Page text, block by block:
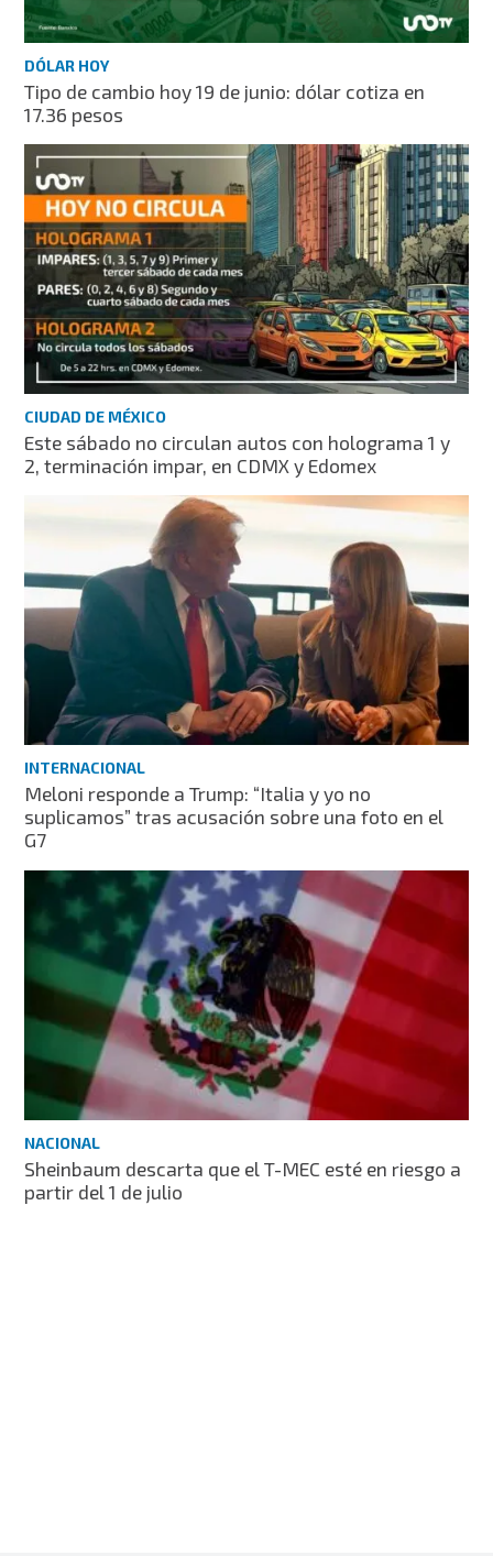
DÓLAR HOY
Tipo de cambio hoy 19 de junio: dólar cotiza en
17.36 pesos
CIUDAD DE MÉXICO
Este sábado no circulan autos con holograma 1 y
2, terminación impar, en CDMX y Edomex
INTERNACIONAL
Meloni responde a Trump: “Italia y yo no
suplicamos” tras acusación sobre una foto en el
G7
NACIONAL
Sheinbaum descarta que el T-MEC esté en riesgo a
partir del 1 de julio